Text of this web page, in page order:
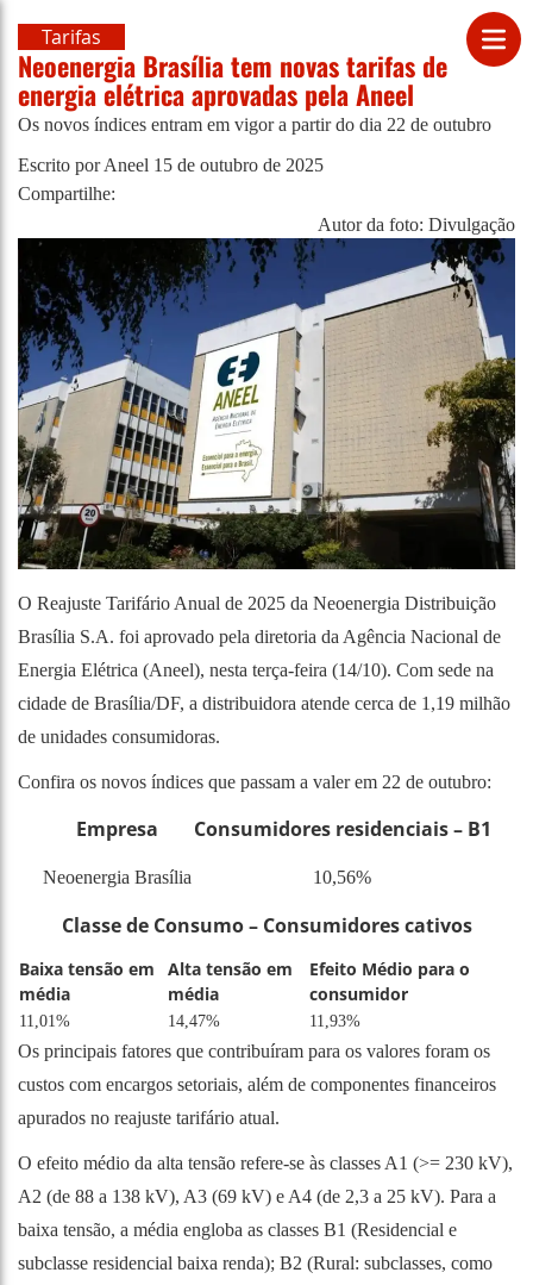
Tarifas
Neoenergia Brasília tem novas tarifas de
energia elétrica aprovadas pela Aneel
Os novos índices entram em vigor a partir do dia 22 de outubro
Escrito por Aneel 15 de outubro de 2025
Compartilhe:
Autor da foto: Divulgação
O Reajuste Tarifário Anual de 2025 da Neoenergia Distribuição
Brasília S.A. foi aprovado pela diretoria da Agência Nacional de
Energia Elétrica (Aneel), nesta terça-feira (14/10). Com sede na
cidade de Brasília/DF, a distribuidora atende cerca de 1,19 milhão
de unidades consumidoras.
Confira os novos índices que passam a valer em 22 de outubro:
Empresa Consumidores residenciais – B1
Neoenergia Brasília 10,56%
Classe de Consumo – Consumidores cativos
Baixa tensão em
média
Alta tensão em
média
Efeito Médio para o
consumidor
11,01% 14,47% 11,93%
Os principais fatores que contribuíram para os valores foram os
custos com encargos setoriais, além de componentes financeiros
apurados no reajuste tarifário atual.
O efeito médio da alta tensão refere-se às classes A1 (>= 230 kV),
A2 (de 88 a 138 kV), A3 (69 kV) e A4 (de 2,3 a 25 kV). Para a
baixa tensão, a média engloba as classes B1 (Residencial e
subclasse residencial baixa renda); B2 (Rural: subclasses, como